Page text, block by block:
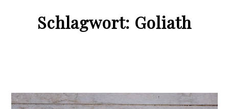
Schlagwort: Goliath